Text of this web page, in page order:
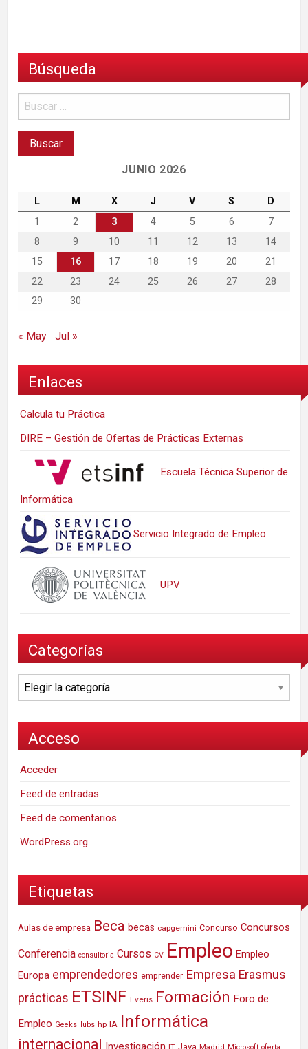
Búsqueda
JUNIO 2026
L M X J V S
D
1
2 3 4 5 6
7
8
9 10 11 12 13
14
15
16 17 18 19 20
21
22
23 24 25 26 27
28
29
30
« May Jul »
Enlaces
Calcula tu Práctica
DIRE – Gestión de Ofertas de Prácticas Externas
Escuela Técnica Superior de
Informática
Servicio Integrado de Empleo
UPV
Categorías
Categorías
Acceso
Acceder
Feed de entradas
Feed de comentarios
WordPress.org
Etiquetas
Aulas de empresa Beca becas capgemini Concurso Concursos
Conferencia consultoria Cursos CV Empleo Empleo
Europa emprendedores emprender Empresa Erasmus
prácticas ETSINF Everis Formación Foro de
Empleo GeeksHubs hp IA Informática
internacional Investigación IT Java Madrid Microsoft oferta